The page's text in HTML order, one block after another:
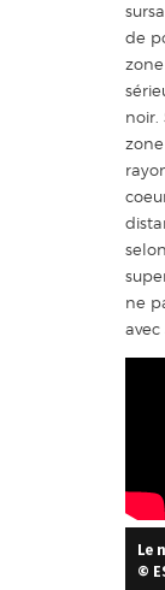
de
noir.
ne
avec
Le
©